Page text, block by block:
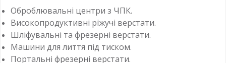
Оброблювальні центри з ЧПК.
Високопродуктивні ріжучі верстати.
Шліфувальні та фрезерні верстати.
Машини для лиття під тиском.
Портальні фрезерні верстати.